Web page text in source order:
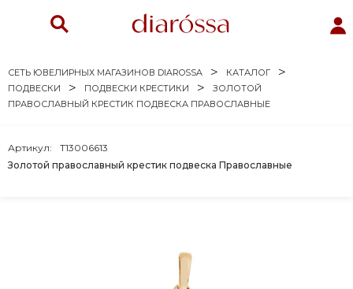
СЕТЬ ЮВЕЛИРНЫХ МАГАЗИНОВ DIAROSSA
КАТАЛОГ
ПОДВЕСКИ
ПОДВЕСКИ КРЕСТИКИ
ЗОЛОТОЙ
ПРАВОСЛАВНЫЙ КРЕСТИК ПОДВЕСКА ПРАВОСЛАВНЫЕ
Золотой православный крестик подвеска Православные
Артикул: Т13006613